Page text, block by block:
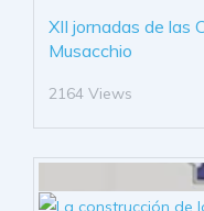
XII jornadas de las
Musacchio
2164 Views